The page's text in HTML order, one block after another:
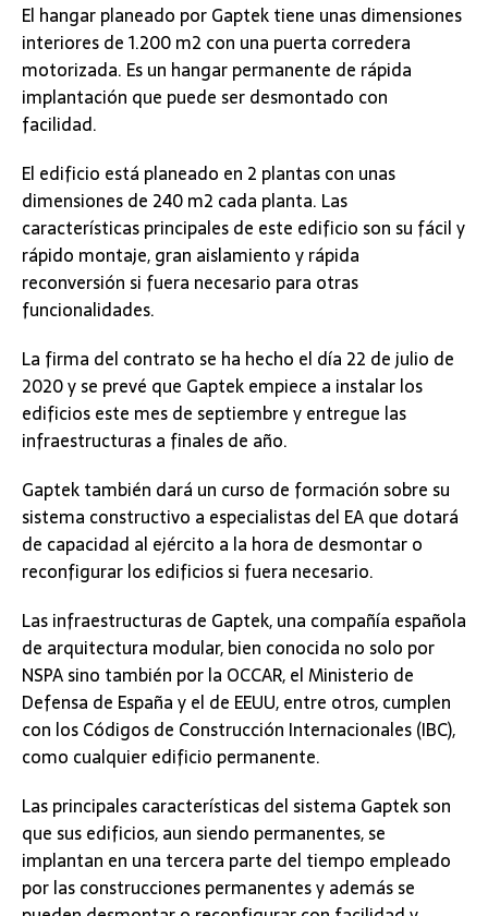
El hangar planeado por Gaptek tiene unas dimensiones
interiores de 1.200 m2 con una puerta corredera
motorizada. Es un hangar permanente de rápida
implantación que puede ser desmontado con
facilidad.
El edificio está planeado en 2 plantas con unas
dimensiones de 240 m2 cada planta. Las
características principales de este edificio son su fácil y
rápido montaje, gran aislamiento y rápida
reconversión si fuera necesario para otras
funcionalidades.
La firma del contrato se ha hecho el día 22 de julio de
2020 y se prevé que Gaptek empiece a instalar los
edificios este mes de septiembre y entregue las
infraestructuras a finales de año.
Gaptek también dará un curso de formación sobre su
sistema constructivo a especialistas del EA que dotará
de capacidad al ejército a la hora de desmontar o
reconfigurar los edificios si fuera necesario.
Las infraestructuras de Gaptek, una compañía española
de arquitectura modular, bien conocida no solo por
NSPA sino también por la OCCAR, el Ministerio de
Defensa de España y el de EEUU, entre otros, cumplen
con los Códigos de Construcción Internacionales (IBC),
como cualquier edificio permanente.
Las principales características del sistema Gaptek son
que sus edificios, aun siendo permanentes, se
implantan en una tercera parte del tiempo empleado
por las construcciones permanentes y además se